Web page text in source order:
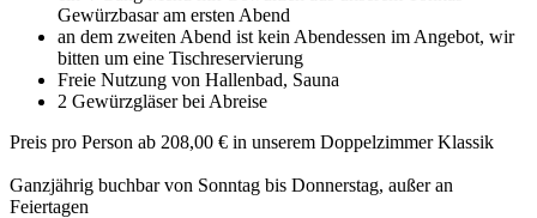
Gewürzbasar am ersten Abend
an dem zweiten Abend ist kein Abendessen im Angebot, wir
bitten um eine Tischreservierung
Freie Nutzung von Hallenbad, Sauna
2 Gewürzgläser bei Abreise
Preis pro Person ab 208,00 € in unserem Doppelzimmer Klassik
Ganzjährig buchbar von Sonntag bis Donnerstag, außer an
Feiertagen